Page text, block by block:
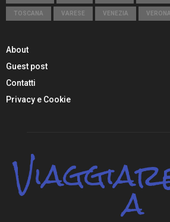
TOSCANA VARESE VENEZIA VERONA
About
Guest post
Contatti
Privacy e Cookie
a